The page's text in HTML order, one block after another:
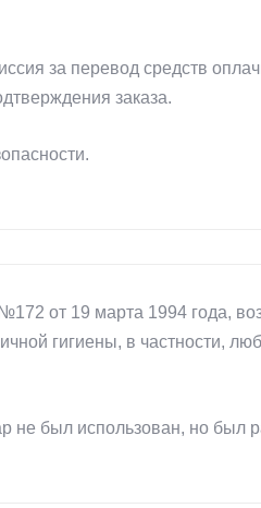
за перевод средств
заказа.
от 19 марта 1994 года,
гигиены, в частности,
не был использован, но был